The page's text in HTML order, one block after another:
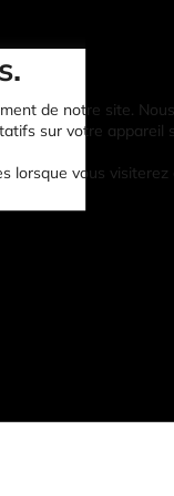
de notre site.
sur votre
lorsque vous